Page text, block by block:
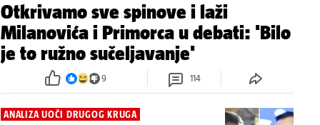
Otkrivamo sve spinove i laži
Milanovića i Primorca u debati: 'Bilo
je to ružno sučeljavanje'
9 114
ANALIZA UOČI DRUGOG KRUGA